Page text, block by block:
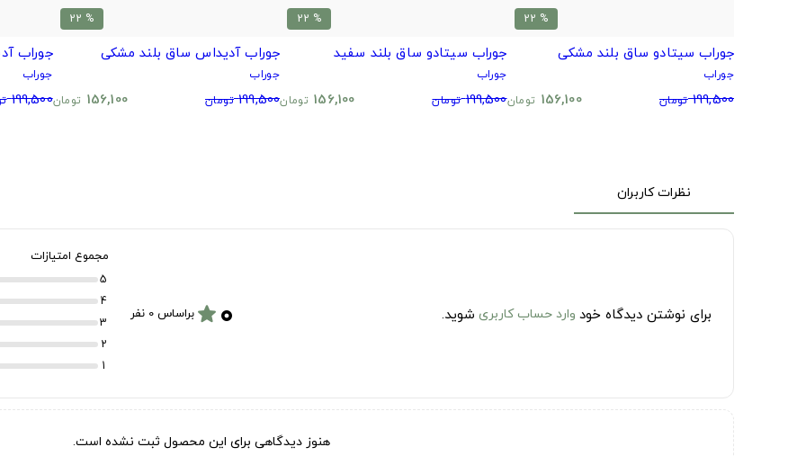
% 22
جوراب سیتادو ساق بلند مشکی
جوراب
199,500 تومان 156,100 تومان
% 22
جوراب سیتادو ساق بلند سفید
جوراب
199,500 تومان 156,100 تومان
% 22
جوراب آدیداس ساق بلند مشکی
جوراب
199,500 تومان 156,100 تومان
جوراب
جوراب
199,500
نظرات کاربران
برای نوشتن دیدگاه خود وارد حساب کاربری شوید. ۰ starبراساس 0 نفر
مجموع امتیازات
5
4
3
2
1
هنوز دیدگاهی برای این محصول ثبت نشده است.